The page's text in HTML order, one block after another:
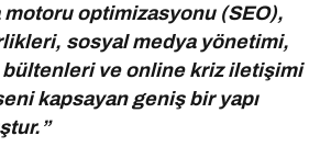
motoru optimizasyonu (SEO),
sosyal medya yönetimi,
bültenleri ve online kriz iletişimi
kapsayan geniş bir yapı